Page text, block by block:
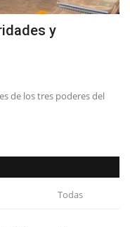
y
de los tres poderes del
Todas